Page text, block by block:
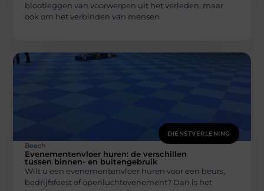
blootleggen van voorwerpen uit het verleden, maar
ook om het verbinden van mensen
DIENSTVERLENING
Beech
Evenementenvloer huren: de verschillen
tussen binnen- en buitengebruik
Wilt u een evenementenvloer huren voor een beurs,
bedrijfsfeest of openluchtevenement? Dan is het